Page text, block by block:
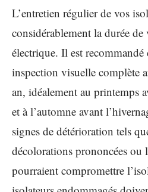
L’entretien régulier de vos
considérablement la durée
électrique. Il est recommandé
inspection visuelle complète
an, idéalement au printemps
et à l’automne avant
signes de détérioration tels
décolorations prononcées ou
pourraient compromettre